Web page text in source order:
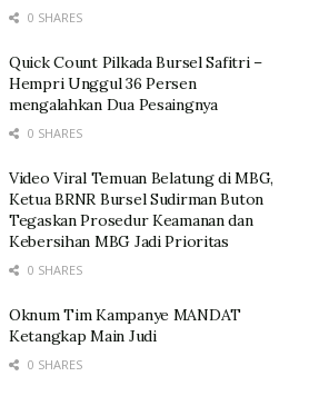
0 SHARES
Quick Count Pilkada Bursel Safitri –
Hempri Unggul 36 Persen
mengalahkan Dua Pesaingnya
0 SHARES
Video Viral Temuan Belatung di MBG,
Ketua BRNR Bursel Sudirman Buton
Tegaskan Prosedur Keamanan dan
Kebersihan MBG Jadi Prioritas
0 SHARES
Oknum Tim Kampanye MANDAT
Ketangkap Main Judi
0 SHARES